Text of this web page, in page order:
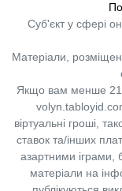
Суб'єкт у сфері
Матеріали,
Якщо вам менше 21
віртуальні гроші,
ставок та/інших
азартними іграми,
матеріали на